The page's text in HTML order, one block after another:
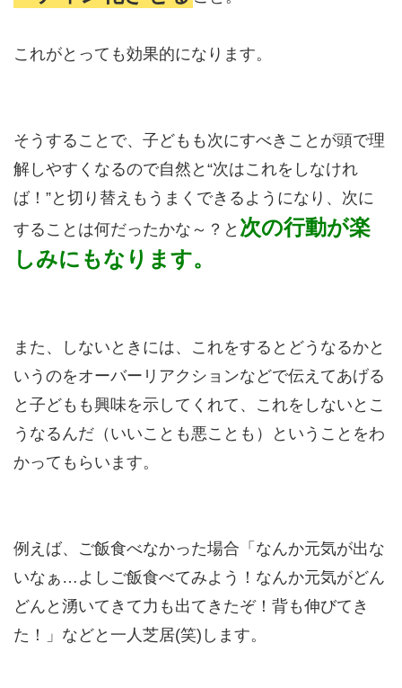
これがとっても効果的になります。
そうすることで、子どもも次にすべきことが頭で理
解しやすくなるので自然と“次はこれをしなけれ
ば！”と切り替えもうまくできるようになり、次に
することは何だったかな～？と 次の行動が楽
しみにもなります。
また、しないときには、これをするとどうなるかと
いうのをオーバーリアクションなどで伝えてあげる
と子どもも興味を示してくれて、これをしないとこ
うなるんだ（いいことも悪ことも）ということをわ
かってもらいます。
例えば、ご飯食べなかった場合「なんか元気が出な
いなぁ…よしご飯食べてみよう！なんか元気がどん
どんと湧いてきて力も出てきたぞ！背も伸びてき
た！」などと一人芝居(笑)します。